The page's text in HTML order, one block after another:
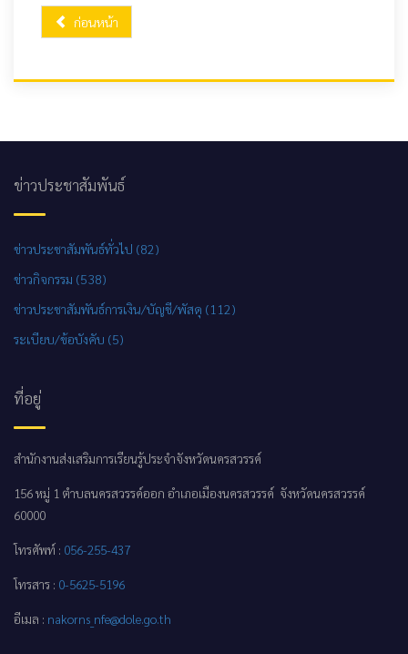
ก่อนหน้า
ข่าวประชาสัมพันธ์
ข่าวประชาสัมพันธ์ทั่วไป (82)
ข่าวกิจกรรม (538)
ข่าวประชาสัมพันธ์การเงิน/บัญชี/พัสดุ (112)
ระเบียบ/ข้อบังคับ (5)
ที่อยู่
สำนักงานส่งเสริมการเรียนรู้ประจำจังหวัดนครสวรรค์
156 หมู่ 1 ตำบลนครสวรรค์ออก อำเภอเมืองนครสวรรค์ จังหวัดนครสวรรค์
60000
โทรศัพท์ : 056-255-437
โทรสาร : 0-5625-5196
อีเมล : nakorns_nfe@dole.go.th